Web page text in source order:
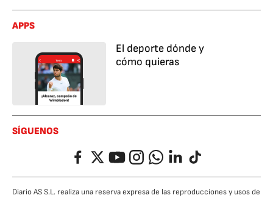
APPS
El deporte dónde y
cómo quieras
SÍGUENOS
FacebookTwitterYouTubeInstagramWhatsappLinkedIn
TikTok
Diario AS S.L. realiza una reserva expresa de las reproducciones y usos de